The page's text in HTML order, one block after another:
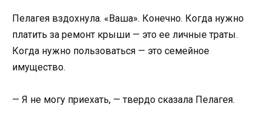
Пелагея вздохнула. «Ваша». Конечно. Когда нужно
платить за ремонт крыши — это ее личные траты.
Когда нужно пользоваться — это семейное
имущество.
— Я не могу приехать, — твердо сказала Пелагея.